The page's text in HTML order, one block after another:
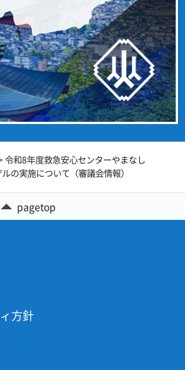
令和8年度救急安心センターやまなし
の実施について（審議会情報）
pagetop
方針